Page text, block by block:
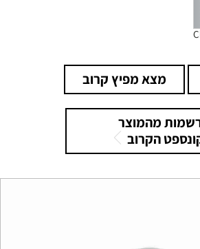
מצא מפיץ קרוב
מהמוצר
הקרוב